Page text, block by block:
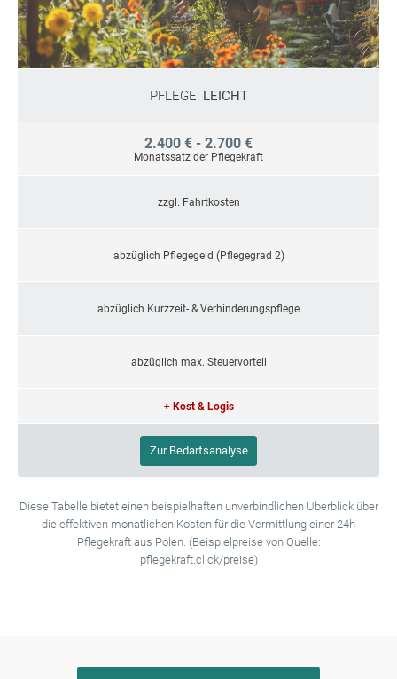
PFLEGE: LEICHT
2.400 € - 2.700 €
Monatssatz der Pflegekraft
zzgl. Fahrtkosten
abzüglich Pflegegeld (Pflegegrad 2)
abzüglich Kurzzeit- & Verhinderungspflege
abzüglich max. Steuervorteil
+ Kost & Logis
Zur Bedarfsanalyse
Diese Tabelle bietet einen beispielhaften unverbindlichen Überblick über
die effektiven monatlichen Kosten für die Vermittlung einer 24h
Pflegekraft aus Polen. (Beispielpreise von Quelle:
pflegekraft.click/preise)